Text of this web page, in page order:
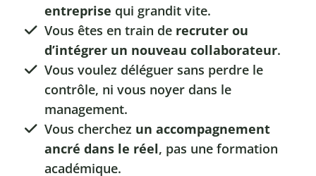
entreprise qui grandit vite.
Vous êtes en train de recruter ou
d’intégrer un nouveau collaborateur.
Vous voulez déléguer sans perdre le
contrôle, ni vous noyer dans le
management.
Vous cherchez un accompagnement
ancré dans le réel, pas une formation
académique.